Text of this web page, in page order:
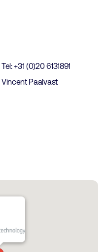
Tel: +31 (0)20 6131891
Vincent Paalvast